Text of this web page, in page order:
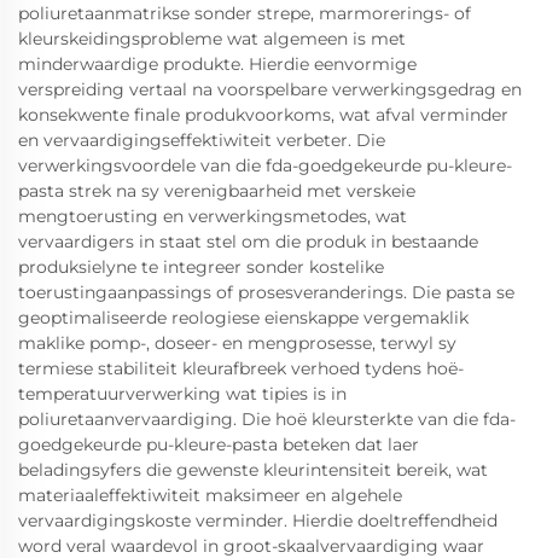
poliuretaanmatrikse sonder strepe, marmorerings- of
kleurskeidingsprobleme wat algemeen is met
minderwaardige produkte. Hierdie eenvormige
verspreiding vertaal na voorspelbare verwerkingsgedrag en
konsekwente finale produkvoorkoms, wat afval verminder
en vervaardigingseffektiwiteit verbeter. Die
verwerkingsvoordele van die fda-goedgekeurde pu-kleure-
pasta strek na sy verenigbaarheid met verskeie
mengtoerusting en verwerkingsmetodes, wat
vervaardigers in staat stel om die produk in bestaande
produksielyne te integreer sonder kostelike
toerustingaanpassings of prosesveranderings. Die pasta se
geoptimaliseerde reologiese eienskappe vergemaklik
maklike pomp-, doseer- en mengprosesse, terwyl sy
termiese stabiliteit kleurafbreek verhoed tydens hoë-
temperatuurverwerking wat tipies is in
poliuretaanvervaardiging. Die hoë kleursterkte van die fda-
goedgekeurde pu-kleure-pasta beteken dat laer
beladingsyfers die gewenste kleurintensiteit bereik, wat
materiaaleffektiwiteit maksimeer en algehele
vervaardigingskoste verminder. Hierdie doeltreffendheid
word veral waardevol in groot-skaalvervaardiging waar